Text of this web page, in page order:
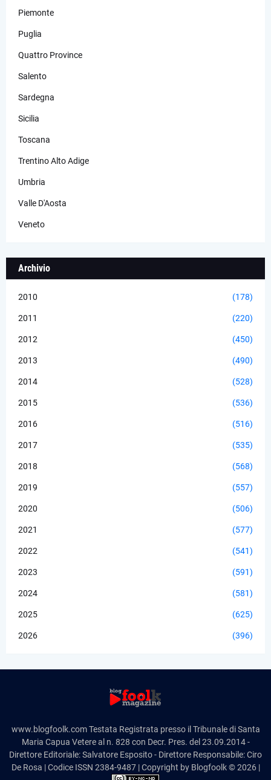
Piemonte
Puglia
Quattro Province
Salento
Sardegna
Sicilia
Toscana
Trentino Alto Adige
Umbria
Valle D'Aosta
Veneto
Archivio
2010 (178)
2011 (220)
2012 (450)
2013 (490)
2014 (528)
2015 (536)
2016 (516)
2017 (535)
2018 (568)
2019 (557)
2020 (506)
2021 (577)
2022 (541)
2023 (591)
2024 (581)
2025 (625)
2026 (396)
www.blogfoolk.com Testata Registrata presso il Tribunale di Santa
Maria Capua Vetere al n. 828 con Decr. Pres. del 23.09.2014 -
Direttore Editoriale: Salvatore Esposito - Direttore Responsabile: Ciro
De Rosa | Codice ISSN 2384-9487 | Copyright by Blogfoolk © 2026 |